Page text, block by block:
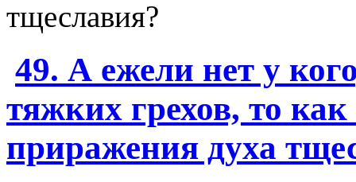
тщеславия?
49. А ежели нет у
тяжких грехов, то
приражения духа